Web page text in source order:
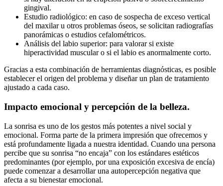
gingival.
Estudio radiológico: en caso de sospecha de exceso vertical
del maxilar u otros problemas óseos, se solicitan radiografías
panorámicas o estudios cefalométricos.
Análisis del labio superior: para valorar si existe
hiperactividad muscular o si el labio es anormalmente corto.
Gracias a esta combinación de herramientas diagnósticas, es posible
establecer el origen del problema y diseñar un plan de tratamiento
ajustado a cada caso.
Impacto emocional y percepción de la belleza.
La sonrisa es uno de los gestos más potentes a nivel social y
emocional. Forma parte de la primera impresión que ofrecemos y
está profundamente ligada a nuestra identidad. Cuando una persona
percibe que su sonrisa “no encaja” con los estándares estéticos
predominantes (por ejemplo, por una exposición excesiva de encía)
puede comenzar a desarrollar una autopercepción negativa que
afecta a su bienestar emocional.